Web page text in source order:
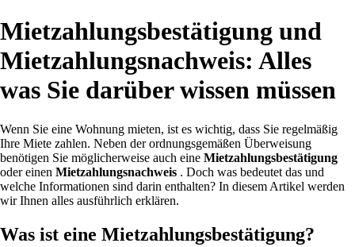
Mietzahlungsbestätigung und
Mietzahlungsnachweis: Alles
was Sie darüber wissen müssen
Wenn Sie eine Wohnung mieten, ist es wichtig, dass Sie regelmäßig
Ihre Miete zahlen. Neben der ordnungsgemäßen Überweisung
benötigen Sie möglicherweise auch eine Mietzahlungsbestätigung
oder einen Mietzahlungsnachweis . Doch was bedeutet das und
welche Informationen sind darin enthalten? In diesem Artikel werden
wir Ihnen alles ausführlich erklären.
Was ist eine Mietzahlungsbestätigung?